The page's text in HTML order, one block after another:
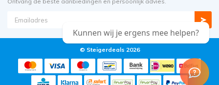
© Steigerdeals 2026
Kunnen wij je ergens mee helpen?